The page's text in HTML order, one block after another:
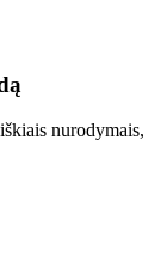
nurodymais,